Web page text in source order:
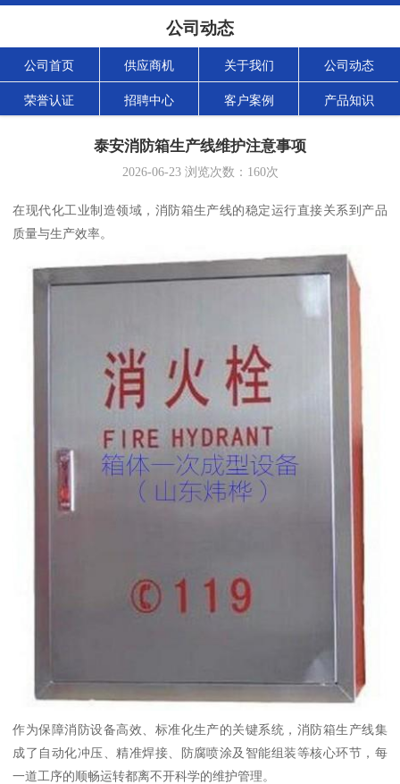
公司动态
公司首页 供应商机 关于我们 公司动态
荣誉认证 招聘中心 客户案例 产品知识
泰安消防箱生产线维护注意事项
2026-06-23浏览次数： 160次
在现代化工业制造领域，消防箱生产线的稳定运行直接关系到产品
质量与生产效率。
作为保障消防设备高效、标准化生产的关键系统，消防箱生产线集
成了自动化冲压、精准焊接、防腐喷涂及智能组装等核心环节，每
一道工序的顺畅运转都离不开科学的维护管理。